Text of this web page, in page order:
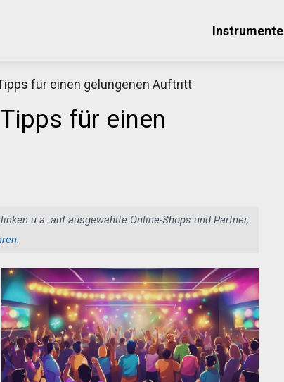
Instrumente
für einen gelungenen Auftritt
für einen
u.a. auf ausgewählte Online-Shops und Partner,
.
Jetzt anschauen